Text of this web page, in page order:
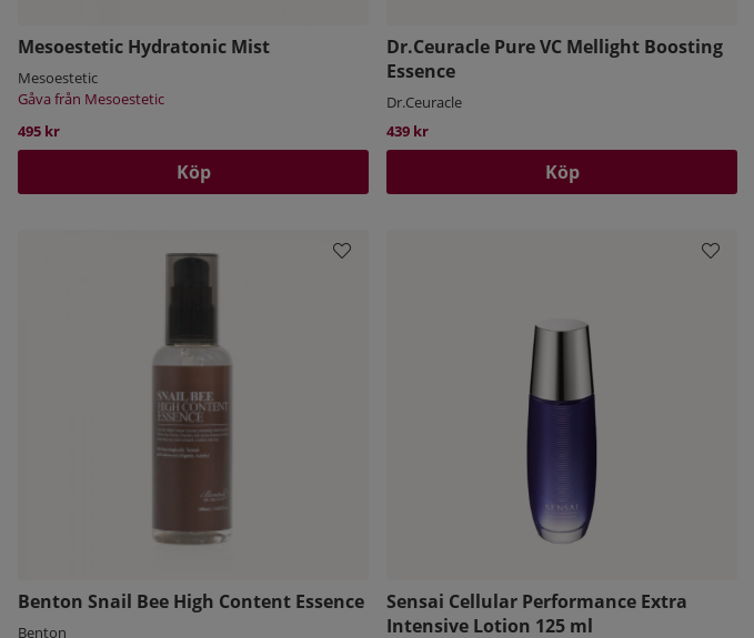
Mesoestetic Hydratonic Mist
Mesoestetic
Gåva från Mesoestetic
495 kr
Köp
Dr.Ceuracle Pure VC Mellight Boosting
Essence
Dr.Ceuracle
439 kr
Köp
Benton Snail Bee High Content Essence
Benton
Sensai Cellular Performance Extra
Intensive Lotion 125 ml